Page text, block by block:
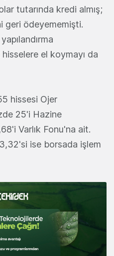
tutarında kredi almış;
geri ödeyememişti.
el koymayı da
hissesi Ojer
25'i Hazine
Varlık Fonu'na ait.
ise borsada işlem